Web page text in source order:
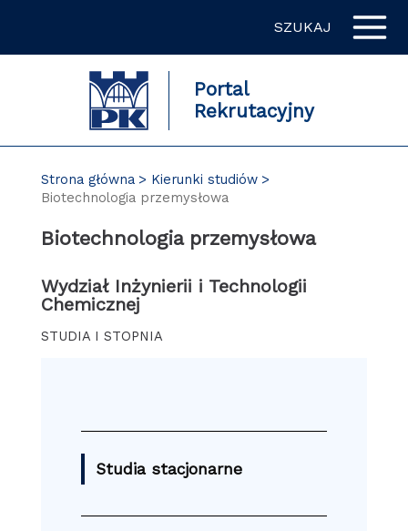
SZUKAJ
Portal
Rekrutacyjny
Strona główna
Kierunki studiów
Biotechnologia przemysłowa
Biotechnologia przemysłowa
Wydział Inżynierii i Technologii
Chemicznej
STUDIA I STOPNIA
Studia stacjonarne